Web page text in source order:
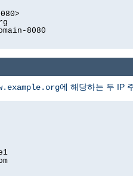
8080
에 해당하는 두 IP